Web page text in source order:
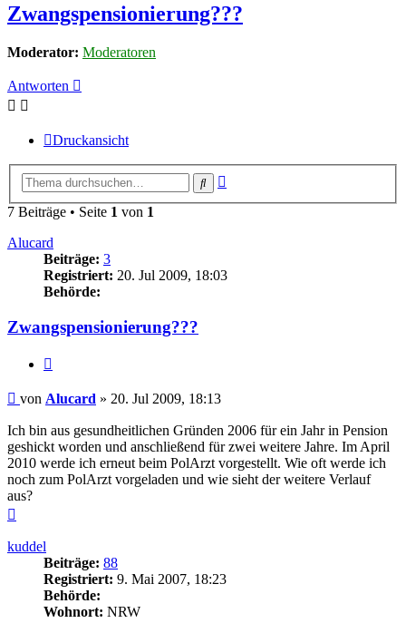
Zwangspensionierung???
Moderator: Moderatoren
Antworten
Druckansicht
Suche
7 Beiträge • Seite 1 von 1
Alucard
Beiträge: 3
Registriert: 20. Jul 2009, 18:03
Behörde:
Zwangspensionierung???
Beitrag
von Alucard » 20. Jul 2009, 18:13
Ich bin aus gesundheitlichen Gründen 2006 für ein Jahr in Pension
geshickt worden und anschließend für zwei weitere Jahre. Im April
2010 werde ich erneut beim PolArzt vorgestellt. Wie oft werde ich
noch zum PolArzt vorgeladen und wie sieht der weitere Verlauf
aus?
kuddel
Beiträge: 88
Registriert: 9. Mai 2007, 18:23
Behörde:
Wohnort: NRW